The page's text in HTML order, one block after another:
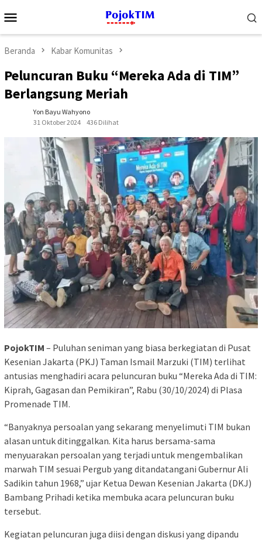
ke
Mobile
Beranda Kabar Komunitas
Peluncuran Buku “Mereka Ada di TIM”
Berlangsung Meriah
Yon Bayu Wahyono
31 Oktober 2024
436 Dilihat
PojokTIM – Puluhan seniman yang biasa berkegiatan di Pusat
Kesenian Jakarta (PKJ) Taman Ismail Marzuki (TIM) terlihat
antusias menghadiri acara peluncuran buku “Mereka Ada di TIM:
Kiprah, Gagasan dan Pemikiran”, Rabu (30/10/2024) di Plasa
Promenade TIM.
“Banyaknya persoalan yang sekarang menyelimuti TIM bukan
alasan untuk ditinggalkan. Kita harus bersama-sama
menyuarakan persoalan yang terjadi untuk mengembalikan
marwah TIM sesuai Pergub yang ditandatangani Gubernur Ali
Sadikin tahun 1968,” ujar Ketua Dewan Kesenian Jakarta (DKJ)
Bambang Prihadi ketika membuka acara peluncuran buku
tersebut.
Kegiatan peluncuran juga diisi dengan diskusi yang dipandu